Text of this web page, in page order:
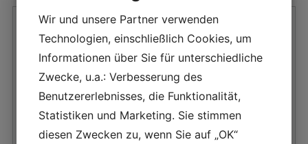
Wir und unsere Partner verwenden
Technologien, einschließlich Cookies, um
Informationen über Sie für unterschiedliche
Zwecke, u.a.: Verbesserung des
Benutzererlebnisses, die Funktionalität,
Statistiken und Marketing. Sie stimmen
diesen Zwecken zu, wenn Sie auf „OK“